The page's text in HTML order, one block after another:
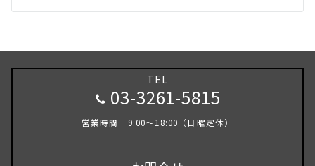
TEL
03-3261-5815
営業時間 9:00～18:00（日曜定休）